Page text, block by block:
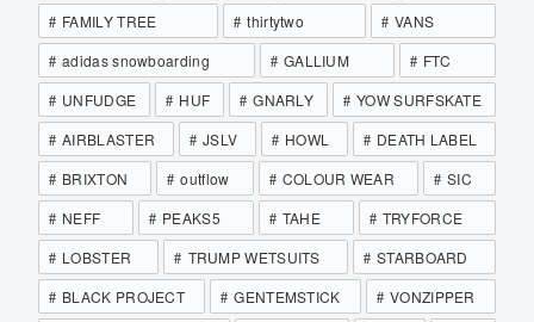
FAMILY TREE
thirtytwo
VANS
adidas snowboarding
GALLIUM
FTC
UNFUDGE
HUF GNARLY
YOW SURFSKATE
AIRBLASTER
JSLV HOWL
DEATH LABEL
BRIXTON
outflow COLOUR WEAR
SIC
NEFF
PEAKS5 TAHE
TRYFORCE
LOBSTER
TRUMP WETSUITS
STARBOARD
BLACK PROJECT
GENTEMSTICK VONZIPPER